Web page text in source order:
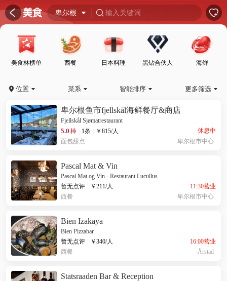
 󰦎 卑尔根   输入关键词 
美食林榜单 西餐 日本料理 黑钻合伙人 海鲜
 位置  菜系  智能排序  更多筛选 
卑尔根鱼市fjellskål海鲜餐厅&商店
Fjellskål Sjømatrestaurant
5.0 棒 1条 ￥ 815/人
休息中
面包甜点
卑尔根市中心
Pascal Mat & Vin
Pascal Mat og Vin - Restaurant Lucullus
暂无点评
￥ 211/人
11:30营业
西餐
卑尔根市中心
Bien Izakaya
Bien Pizzabar
暂无点评
￥ 340/人
16:00营业
西餐
Årstad
Statsraaden Bar & Reception